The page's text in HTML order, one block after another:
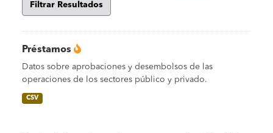
Filtrar Resultados
Préstamos
Datos sobre aprobaciones y desembolsos de las
operaciones de los sectores público y privado.
CSV